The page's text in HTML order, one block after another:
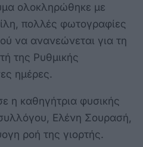
ολοκληρώθηκε με
πολλές φωτογραφίες
να ανανεώνεται για τη
της Ρυθμικής
ημέρες.
η καθηγήτρια φυσικής
Ελένη Σουρασή,
ροή της γιορτής.